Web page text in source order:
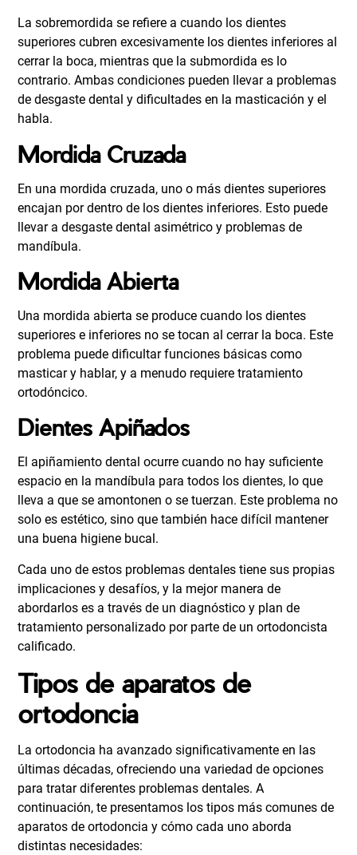
La sobremordida se refiere a cuando los dientes
superiores cubren excesivamente los dientes inferiores al
cerrar la boca, mientras que la submordida es lo
contrario. Ambas condiciones pueden llevar a problemas
de desgaste dental y dificultades en la masticación y el
habla.
Mordida Cruzada
En una mordida cruzada, uno o más dientes superiores
encajan por dentro de los dientes inferiores. Esto puede
llevar a desgaste dental asimétrico y problemas de
mandíbula.
Mordida Abierta
Una mordida abierta se produce cuando los dientes
superiores e inferiores no se tocan al cerrar la boca. Este
problema puede dificultar funciones básicas como
masticar y hablar, y a menudo requiere tratamiento
ortodóncico.
Dientes Apiñados
El apiñamiento dental ocurre cuando no hay suficiente
espacio en la mandíbula para todos los dientes, lo que
lleva a que se amontonen o se tuerzan. Este problema no
solo es estético, sino que también hace difícil mantener
una buena higiene bucal.
Cada uno de estos problemas dentales tiene sus propias
implicaciones y desafíos, y la mejor manera de
abordarlos es a través de un diagnóstico y plan de
tratamiento personalizado por parte de un ortodoncista
calificado.
Tipos de aparatos de
ortodoncia
La ortodoncia ha avanzado significativamente en las
últimas décadas, ofreciendo una variedad de opciones
para tratar diferentes problemas dentales. A
continuación, te presentamos los tipos más comunes de
aparatos de ortodoncia y cómo cada uno aborda
distintas necesidades: